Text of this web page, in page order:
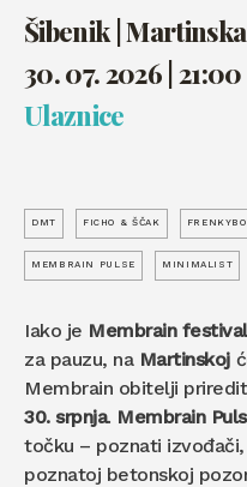
Šibenik | Martinska
30. 07. 2026 | 21:00
Ulaznice
DMT FICHO & ŠČAK
MEMBRAIN PULSE MINIMALIST
Iako je Membrain
za pauzu, na Martinskoj
Membrain obitelji
30. srpnja. Membrain
točku – poznati
poznatoj betonskoj